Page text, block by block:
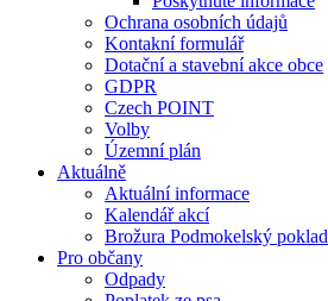
Ochrana osobních údajů
Kontakní formulář
Dotační a stavební akce obce
GDPR
Czech POINT
Volby
Územní plán
Aktuálně
Aktuální informace
Kalendář akcí
Brožura Podmokelský poklad
Pro občany
Odpady